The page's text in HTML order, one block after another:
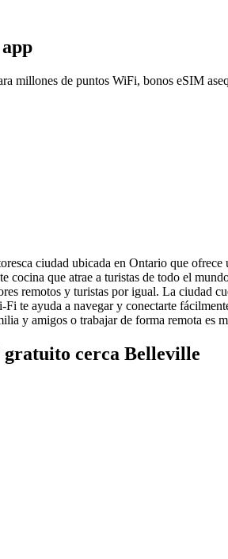
millones de puntos WiFi, bonos eSIM
ciudad ubicada en Ontario que
cocina que atrae a turistas de todo el
remotos y turistas por igual. La ciudad
te ayuda a navegar y conectarte
y amigos o trabajar de forma remota es
cerca Belleville